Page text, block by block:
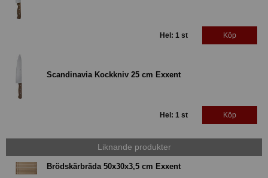
Hel: 1 st Köp
Scandinavia Kockkniv 25 cm Exxent
Hel: 1 st Köp
Liknande produkter
Brödskärbräda 50x30x3,5 cm Exxent